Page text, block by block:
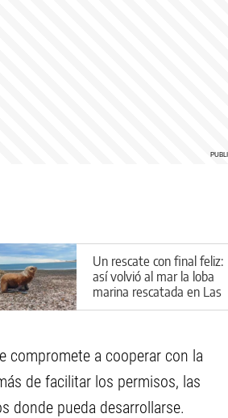
Un rescate con final feliz:
así volvió al mar la loba
marina rescatada en Las
Grutas
compromete a cooperar con la
de facilitar los permisos, las
donde pueda desarrollarse.